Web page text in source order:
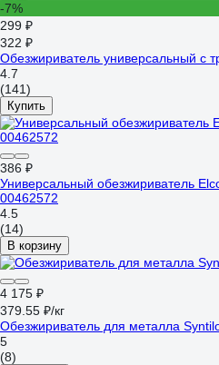
-7%
299 ₽
322 ₽
Обезжириватель универсальный с
4.7
(141)
Купить
386 ₽
Универсальный обезжириватель
00462572
4.5
(14)
В корзину
4 175 ₽
379.55 ₽/кг
Обезжириватель для металла
5
(8)